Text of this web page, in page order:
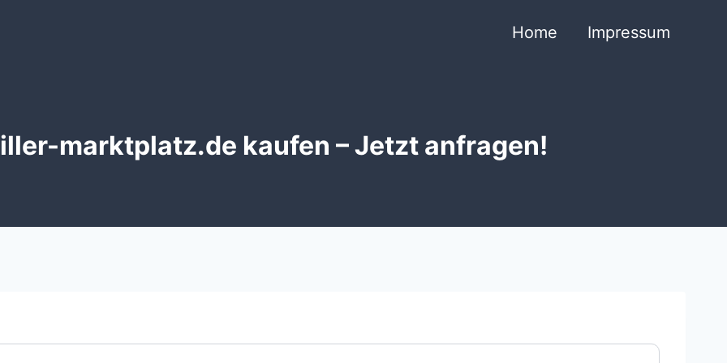
Home Impressum
marktplatz.de kaufen – Jetzt anfragen!